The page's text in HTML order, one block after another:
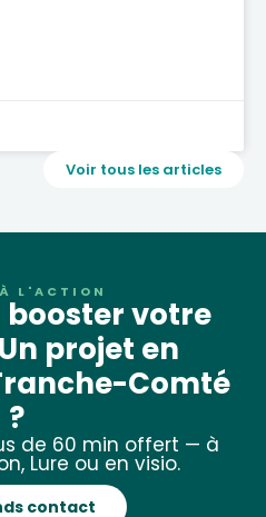
Voir tous les articles
L'ACTION
booster votre
projet en
Comté
?
de 60 min offert — à
Lure ou en visio.
contact